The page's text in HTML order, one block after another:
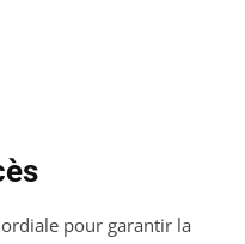
pour garantir la